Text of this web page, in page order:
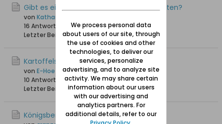
Gibt es ein Kochbuch mit Danziger Rezepten?
von Katharina
16 Antworten
38.390 Hits0 Likes
Letzter Beitrag30.06.2022, 12:20
Kartoffelsalat
von E-Hoefler
10 Antworten 14.132 Hits0 Likes
Letzter Beitrag22.01.2022, 23:53
Königsberger Marzipan
We process personal data
about users of our site, through
the use of cookies and other
technologies, to deliver our
services, personalize
advertising, and to analyze site
activity. We may share certain
information about our users
with our advertising and
analytics partners. For
additional details, refer to our